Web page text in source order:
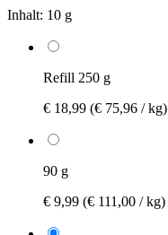
Inhalt: 10 g
Refill 250 g
€ 18,99 (€ 75,96 / kg)
90 g
€ 9,99 (€ 111,00 / kg)